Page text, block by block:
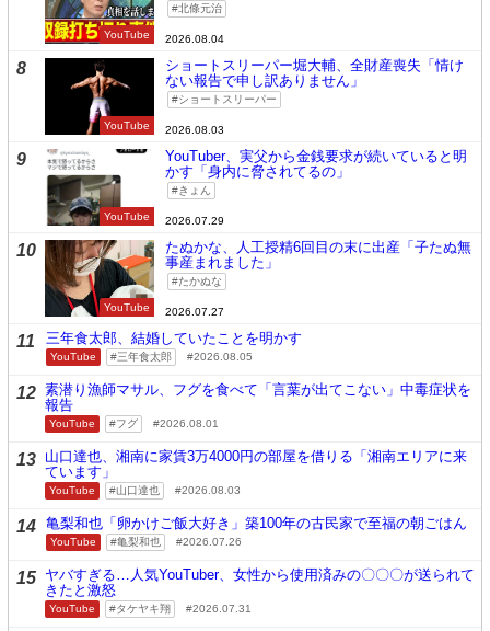
YouTube
北條元治
2026.08.04
8
YouTube
ショートスリーパー堀大輔、全財産喪失「情け
ない報告で申し訳ありません」
ショートスリーパー
2026.08.03
9
YouTube
YouTuber、実父から金銭要求が続いていると明
かす「身内に脅されてるの」
きょん
2026.07.29
10
YouTube
たぬかな、人工授精6回目の末に出産「子たぬ無
事産まれました」
たかぬな
2026.07.27
11 三年食太郎、結婚していたことを明かす
YouTube 三年食太郎 2026.08.05
12 素潜り漁師マサル、フグを食べて「言葉が出てこない」中毒症状を
報告
YouTube フグ 2026.08.01
13 山口達也、湘南に家賃3万4000円の部屋を借りる「湘南エリアに来
ています」
YouTube 山口達也 2026.08.03
14 亀梨和也「卵かけご飯大好き」築100年の古民家で至福の朝ごはん
YouTube 亀梨和也 2026.07.26
15 ヤバすぎる…人気YouTuber、女性から使用済みの〇〇〇が送られて
きたと激怒
YouTube タケヤキ翔 2026.07.31